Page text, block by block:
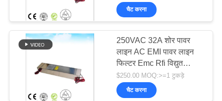
आरएफ शील्डिंग कॉपर
फ़ॉइल
लिए
चैट करना
250VAC 32A शोर पावर
लाइन AC EMI पावर लाइन
फिल्टर Emc Rfi विद्युत
40GHz तक
$250.00 MOQ:>=1 टुकड़े
चैट करना